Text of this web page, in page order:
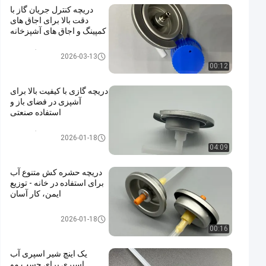
00:12
دریچه کنترل جریان گاز با
دقت بالا برای اجاق های
کمپینگ و اجاق های آشپزخانه
شیر کارتریج گاز بوتان2026-03-13
04:09
دریچه گازی با کیفیت بالا برای
آشپزی در فضای باز و
استفاده صنعتی
شیر کارتریج گاز بوتان2026-01-18
00:16
دریچه حشره کش متنوع آب
برای استفاده در خانه - توزیع
ایمن، کار آسان
water alcohol based insecticid
2026-01-18
یک اینچ شیر اسپری آب